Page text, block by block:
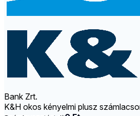
Bank Zrt.
K&H okos kényelmi plusz